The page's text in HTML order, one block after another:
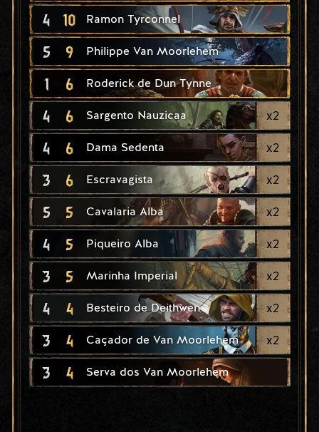
4 10 Ramon Tyrconnel
5 9 Philippe Van Moorlehem
1 6 Roderick de Dun Tynne
4 6 Sargento Nauzicaa x2
4 6 Dama Sedenta x2
3 6 Escravagista x2
5 5 Cavalaria Alba x2
4 5 Piqueiro Alba x2
3 5 Marinha Imperial x2
4 4 Besteiro de Deithwen x2
3 4 Caçador de Van Moorlehem x2
3 4 Serva dos Van Moorlehem